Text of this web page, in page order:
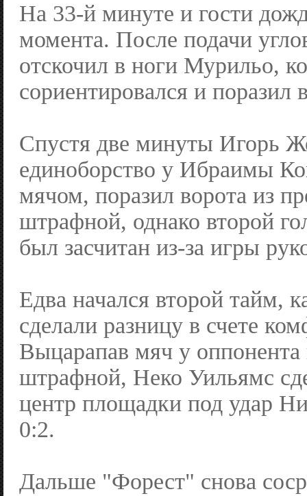
На 33-й минуте и гости
момента. После подачи
отскочил в ноги Мурильо,
сориентировался и
Спустя две минуты Игорь
единоборство у Ибраимы
мячом, поразил ворота из
штрафной, однако второй
был засчитан из-за игры
Едва начался второй тайм,
сделали разницу в счете
Выцарапав мяч у
штрафной, Неко Уильямс
центр площадки под удар
0:2.
Дальше "Форест" снова